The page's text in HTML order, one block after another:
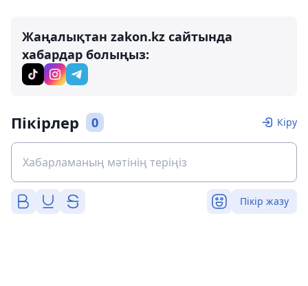
Жаңалықтан zakon.kz сайтында
хабардар болыңыз:
Пікірлер 0 Кіру
Пікір жазу